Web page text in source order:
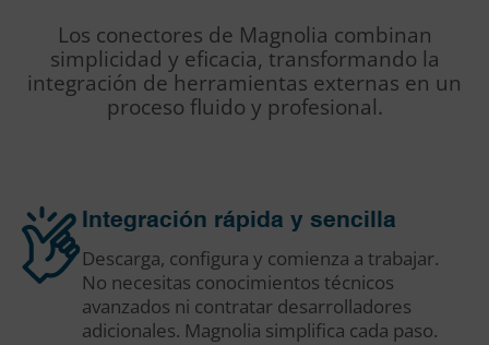
Los conectores de Magnolia combinan
simplicidad y eficacia, transformando la
integración de herramientas externas en un
proceso fluido y profesional.
Integración rápida y sencilla
Descarga, configura y comienza a trabajar.
No necesitas conocimientos técnicos
avanzados ni contratar desarrolladores
adicionales. Magnolia simplifica cada paso.